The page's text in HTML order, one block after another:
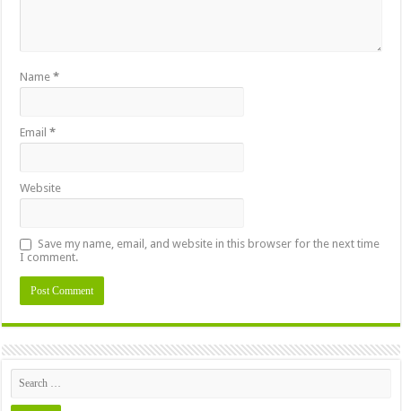
Name*
Email*
Website
Save my name, email, and website in this browser for the next time
I comment.